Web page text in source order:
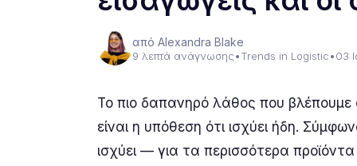
από Alexandra Blake
9 λεπτά ανάγνωσης•Trends in Logistic•03
Το πιο δαπανηρό λάθος που βλέπουμε
είναι η υπόθεση ότι ισχύει ήδη.
ισχύει — για τα περισσότερα